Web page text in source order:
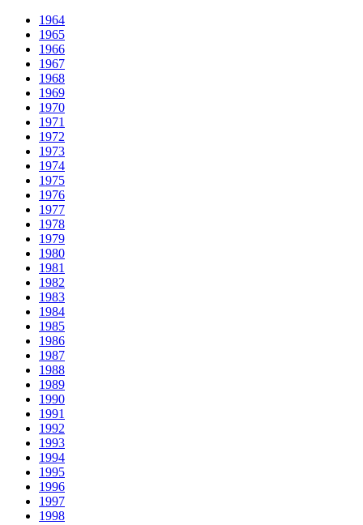
1964
1965
1966
1967
1968
1969
1970
1971
1972
1973
1974
1975
1976
1977
1978
1979
1980
1981
1982
1983
1984
1985
1986
1987
1988
1989
1990
1991
1992
1993
1994
1995
1996
1997
1998